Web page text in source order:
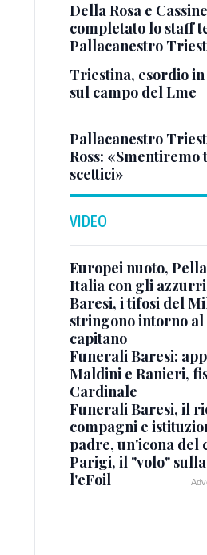
Della Rosa e
completato lo staff
Pallacanestro
Triestina, esordio
sul campo del Lme
Pallacanestro
Ross:
scettici»
VIDEO
Europei nuoto,
Italia con gli
Baresi, i tifosi del
stringono intorno
capitano
Funerali Baresi:
Maldini e Ranieri,
Cardinale
Funerali Baresi, il
compagni e
padre, un'icona del
Parigi, il "volo" sulla
l'eFoil